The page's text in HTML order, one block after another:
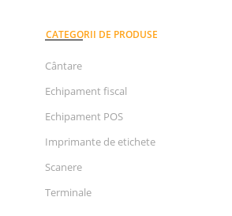
CATEGORII DE PRODUSE
Cântare
Echipament fiscal
Echipament POS
Imprimante de etichete
Scanere
Terminale